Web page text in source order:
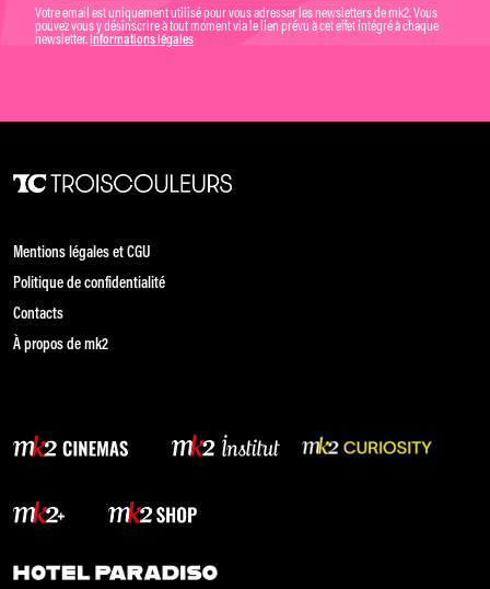
Votre email est uniquement utilisé pour vous adresser les newsletters de mk2. Vous
pouvez vous y désinscrire à tout moment via le lien prévu à cet effet intégré à chaque
newsletter. Informations légales
Mentions légales et CGU
Politique de confidentialité
Contacts
À propos de mk2